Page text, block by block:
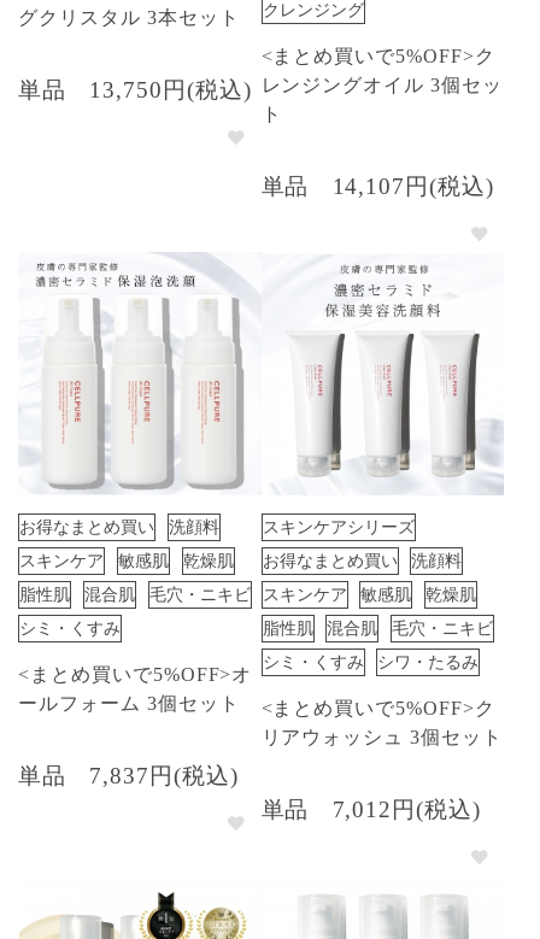
グクリスタル 3本セット
単品 13,750円(税込)
クレンジング
<まとめ買いで5%OFF>ク
レンジングオイル 3個セッ
ト
単品 14,107円(税込)
お得なまとめ買い
洗顔料
スキンケア
敏感肌
乾燥肌
脂性肌
混合肌
毛穴・ニキビ
シミ・くすみ
<まとめ買いで5%OFF>オ
ールフォーム 3個セット
単品 7,837円(税込)
スキンケアシリーズ
お得なまとめ買い
洗顔料
スキンケア
敏感肌
乾燥肌
脂性肌
混合肌
毛穴・ニキビ
シミ・くすみ
シワ・たるみ
<まとめ買いで5%OFF>ク
リアウォッシュ 3個セット
単品 7,012円(税込)